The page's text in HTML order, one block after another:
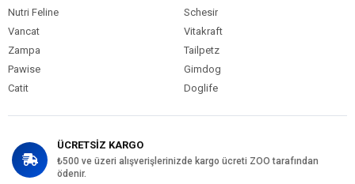
Nutri Feline
Schesir
Vancat
Vitakraft
Zampa
Tailpetz
Pawise
Gimdog
Catit
Doglife
ÜCRETSİZ KARGO
₺500 ve üzeri alışverişlerinizde kargo ücreti ZOO tarafından
ödenir.